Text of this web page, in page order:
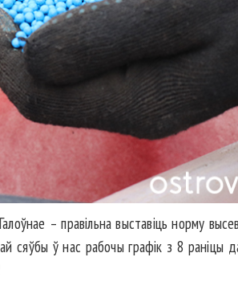
– правільна выставіць норму
сяўбы ў нас рабочы графік з 8